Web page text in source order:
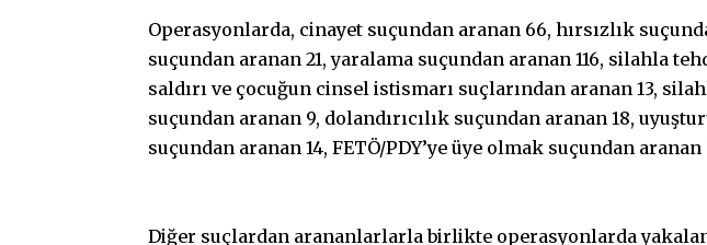
Operasyonlarda, cinayet suçundan aranan 66, hırsızlık
suçundan aranan 21, yaralama suçundan aranan 116, silahla
saldırı ve çocuğun cinsel istismarı suçlarından aranan 13,
suçundan aranan 9, dolandırıcılık suçundan aranan 18,
suçundan aranan 14, FETÖ/PDY’ye üye olmak suçundan
Diğer suçlardan arananlarlarla birlikte operasyonlarda